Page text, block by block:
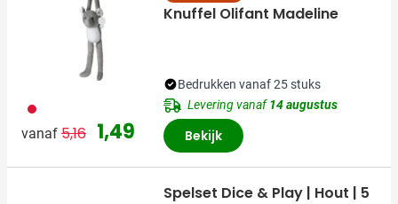
009
vanaf Normale prijs
5,16 Speciale prijs
1,49
Knuffel Olifant Madeline
Bedrukken vanaf 25 stuks
Levering vanaf14 augustus
Bekijk
Spelset Dice & Play | Hout | 5